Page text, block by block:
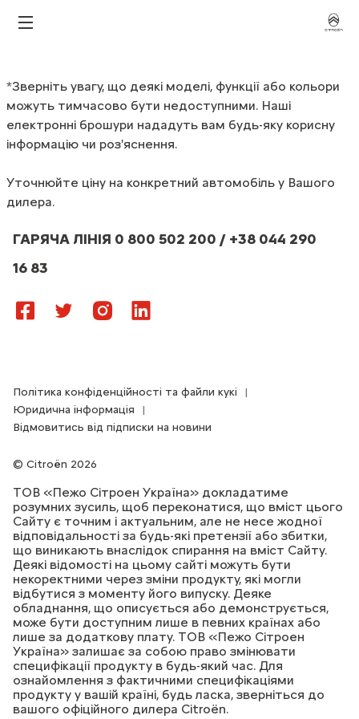
*Зверніть увагу, що деякі моделі, функції або кольори
можуть тимчасово бути недоступними. Наші
електронні брошури нададуть вам будь-яку корисну
інформацію чи роз'яснення.
Уточнюйте ціну на конкретний автомобіль у Вашого
дилера.
ГАРЯЧА ЛІНІЯ 0 800 502 200 / +38 044 290
16 83
Citroën 2026
Політика конфіденційності та файли кукі
Юридична інформація
Відмовитись від підписки на новини
ТОВ «Пежо Сітроен Україна» докладатиме
розумних зусиль, щоб переконатися, що вміст цього
Сайту є точним і актуальним, але не несе жодної
відповідальності за будь-які претензії або збитки,
що виникають внаслідок спирання на вміст Сайту.
Деякі відомості на цьому сайті можуть бути
некоректними через зміни продукту, які могли
відбутися з моменту його випуску. Деяке
обладнання, що описується або демонструється,
може бути доступним лише в певних країнах або
лише за додаткову плату. ТОВ «Пежо Сітроен
Україна» залишає за собою право змінювати
специфікації продукту в будь-який час. Для
ознайомлення з фактичними специфікаціями
продукту у вашій країні, будь ласка, зверніться до
вашого офіційного дилера Citroёn.